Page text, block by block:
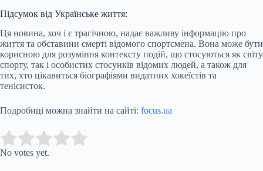
Підсумок від Українське життя:
Ця новина, хоч і є трагічною, надає важливу інформацію про
життя та обставини смерті відомого спортсмена. Вона може бути
корисною для розуміння контексту подій, що стосуються як світу
спорту, так і особистих стосунків відомих людей, а також для
тих, хто цікавиться біографіями видатних хокеїстів та
тенісисток.
Подробиці можна знайти на сайті: focus.ua
Rate this item:
No votes yet.